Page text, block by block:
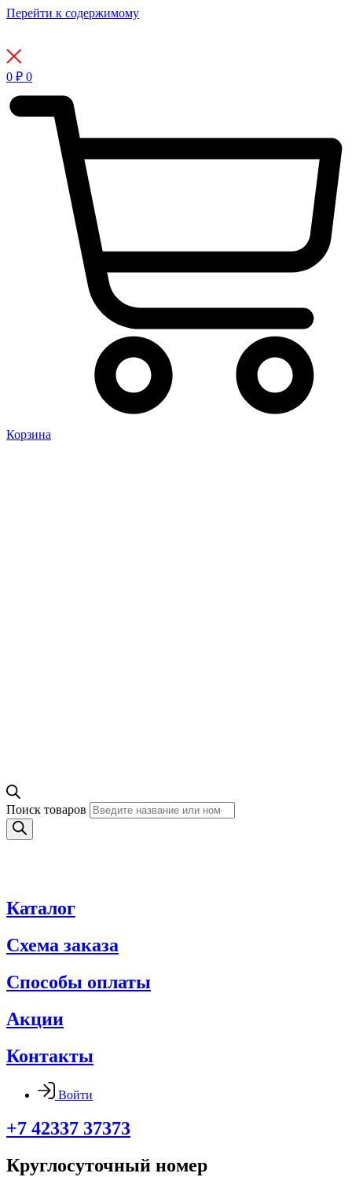
Перейти к содержимому
0 ₽ 0
Корзина
Поиск товаров
Каталог
Схема заказа
Способы оплаты
Акции
Контакты
Войти
+7 42337 37373
Круглосуточный номер